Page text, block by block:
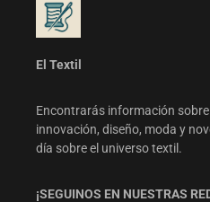
El Textil
Encontrarás información
innovación, diseño, moda y
día sobre el universo textil.
¡SEGUINOS EN NUESTRAS